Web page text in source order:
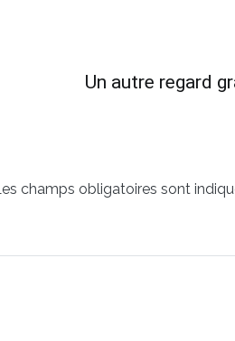
Un autre regard
champs obligatoires sont